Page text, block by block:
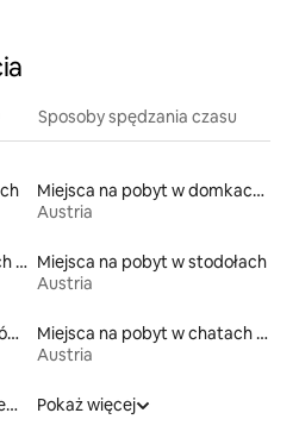
Sposoby spędzania czasu
Miejsca na pobyt w domkach na drzewie
Austria
Miejsca na pobyt w górskich chatach Miejsca na pobyt w stodołach
Austria
Miejsca na pobyt w szeregówkach
Miejsca na pobyt w chatach pasterskich
Austria
Miejsca na pobyt z dostępem do plaży
Pokaż więcej